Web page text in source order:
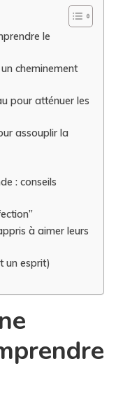
le
cheminement
pour atténuer les
assouplir la
: conseils
à aimer leurs
un esprit)